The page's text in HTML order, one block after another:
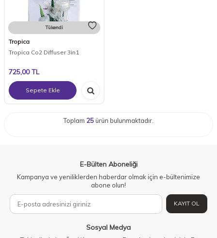
Tükendi
Tropica
Tropica Co2 Diffuser 3in1
725,00TL
Sepete Ekle
Toplam 25ürün bulunmaktadır.
E-Bülten Aboneliği
Kampanya ve yeniliklerden haberdar olmak için e-bültenimize
abone olun!
KAYIT OL
Sosyal Medya